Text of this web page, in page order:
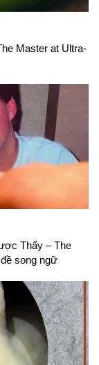
Master at Ultra-
Thấy – The
song ngữ